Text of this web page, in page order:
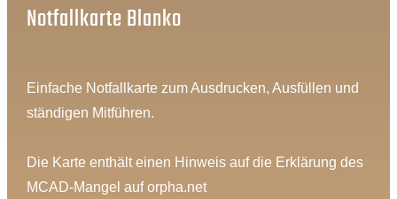
Notfallkarte Blanko
Einfache Notfallkarte zum Ausdrucken, Ausfüllen und
ständigen Mitführen.
Die Karte enthält einen Hinweis auf die Erklärung des
MCAD-Mangel auf orpha.net